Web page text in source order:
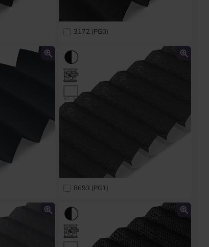
3172 (PG0)
8693 (PG1)